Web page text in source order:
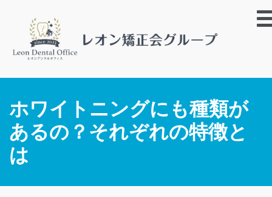
ホワイトニングにも種類が
あるの？それぞれの特徴と
は